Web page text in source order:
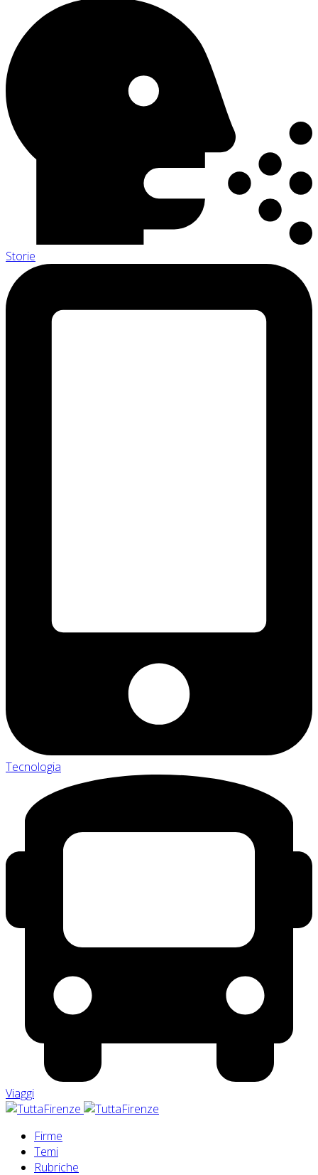
Storie
Tecnologia
Viaggi
Firme
Temi
Rubriche